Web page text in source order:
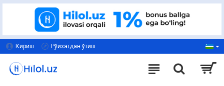
Кириш Рўйхатдан ўтиш